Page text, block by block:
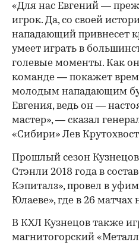
«Для нас Евгений —
игрок. Да, со своей
нападающий привнесет
умеет играть в
голевые моменты. Как
команде — покажет
молодым нападающим
Евгения, ведь он —
мастер», — сказал
«Сибири» Лев
Прошлый сезон
Стэнли 2018 года в
Кэпиталз», провел в
Юлаеве», где в 26 матчах
В КХЛ Кузнецов также
магнитогорский